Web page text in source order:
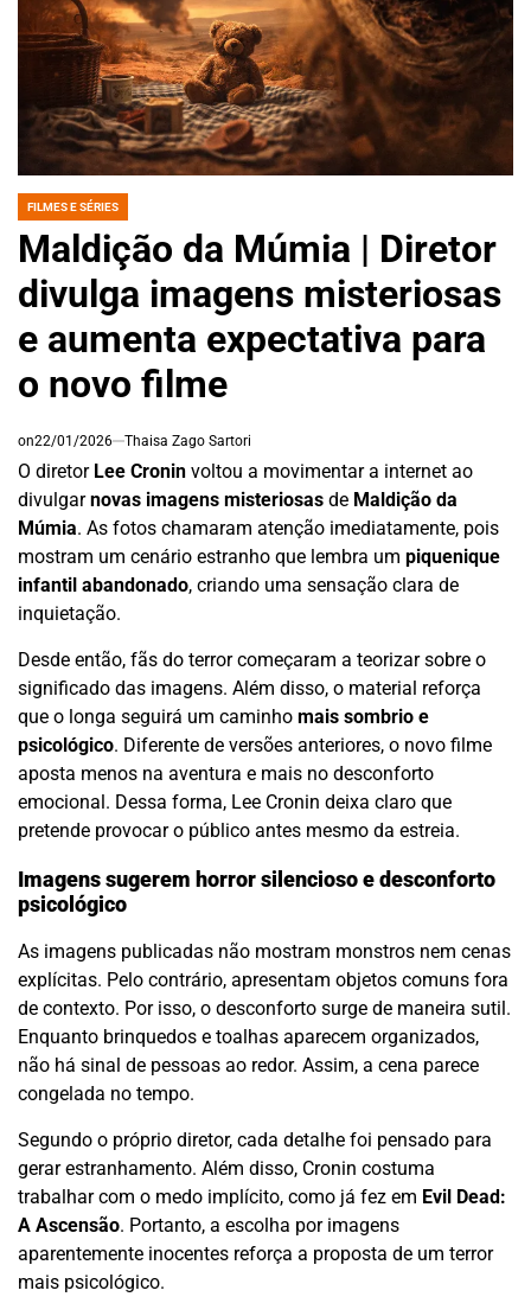
POSTED
FILMES E SÉRIES
Maldição da Múmia | Diretor
divulga imagens misteriosas
e aumenta expectativa para
o novo filme
on22/01/2026 Thaisa Zago Sartori
O diretor Lee Cronin voltou a movimentar a internet ao
divulgarnovas imagens misteriosas de Maldição da
Múmia. As fotos chamaram atenção imediatamente, pois
mostram um cenário estranho que lembra um piquenique
infantil abandonado, criando uma sensação clara de
inquietação.
Desde então, fãs do terror começaram a teorizar sobre o
significado das imagens. Além disso, o material reforça
que o longa seguirá um caminho mais sombrio e
psicológico. Diferente de versões anteriores, o novo filme
aposta menos na aventura e mais no desconforto
emocional. Dessa forma, Lee Cronin deixa claro que
pretende provocar o público antes mesmo da estreia.
Imagens sugerem horror silencioso e desconforto
psicológico
As imagens publicadas não mostram monstros nem cenas
explícitas. Pelo contrário, apresentam objetos comuns fora
de contexto. Por isso, o desconforto surge de maneira sutil.
Enquanto brinquedos e toalhas aparecem organizados,
não há sinal de pessoas ao redor. Assim, a cena parece
congelada no tempo.
Segundo o próprio diretor, cada detalhe foi pensado para
gerar estranhamento. Além disso, Cronin costuma
trabalhar com o medo implícito, como já fez em Evil Dead:
A Ascensão. Portanto, a escolha por imagens
aparentemente inocentes reforça a proposta de um terror
mais psicológico.